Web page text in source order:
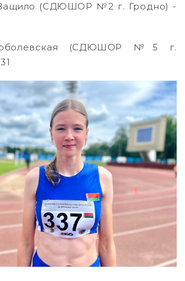
Ващило (СДЮШОР №2 г. Гродно) -
(СДЮШОР №5 г.